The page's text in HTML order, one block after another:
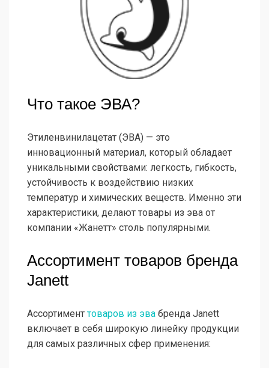
Что такое ЭВА?
Этиленвинилацетат (ЭВА) — это
инновационный материал, который обладает
уникальными свойствами: легкость, гибкость,
устойчивость к воздействию низких
температур и химических веществ. Именно эти
характеристики, делают товары из эва от
компании «Жанетт» столь популярными.
Ассортимент товаров бренда
Janett
Ассортименттоваров из эва бренда Janett
включает в себя широкую линейку продукции
для самых различных сфер применения: